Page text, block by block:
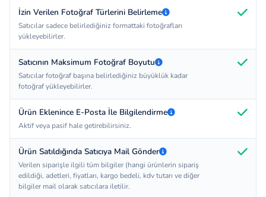
İzin Verilen Fotoğraf Türlerini Belirleme
Satıcılar sadece belirlediğiniz formattaki fotoğrafları
yükleyebilirler.
Satıcının Maksimum Fotoğraf Boyutu
Satıcılar fotoğraf başına belirlediğiniz büyüklük kadar
fotoğraf yükleyebilirler.
Ürün Eklenince E-Posta İle Bilgilendirme
Aktif veya pasif hale getirebilirsiniz.
Ürün Satıldığında Satıcıya Mail Gönder
Verilen siparişle ilgili tüm bilgiler (hangi ürünlerin sipariş
edildiği, adetleri, fiyatları, kargo bedeli, kdv tutarı ve diğer
bilgiler mail olarak satıcılara iletilir.